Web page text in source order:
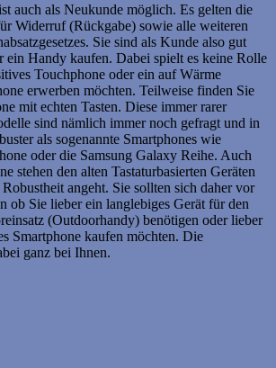
auch als Neukunde möglich. Es gelten die
Widerruf (Rückgabe) sowie alle weiteren
Sie sind als Kunde also gut
ein Handy kaufen. Dabei spielt es keine Rolle
Touchphone oder ein auf Wärme
erwerben möchten. Teilweise finden Sie
mit echten Tasten. Diese immer rarer
sind nämlich immer noch gefragt und in
als sogenannte Smartphones wie
oder die Samsung Galaxy Reihe. Auch
stehen den alten Tastaturbasierten Geräten
angeht. Sie sollten sich daher vor
ob Sie lieber ein langlebiges Gerät für den
(Outdoorhandy) benötigen oder lieber
Smartphone kaufen möchten. Die
ganz bei Ihnen.